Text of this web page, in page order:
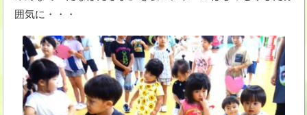
今月の活動
囲気に・・・